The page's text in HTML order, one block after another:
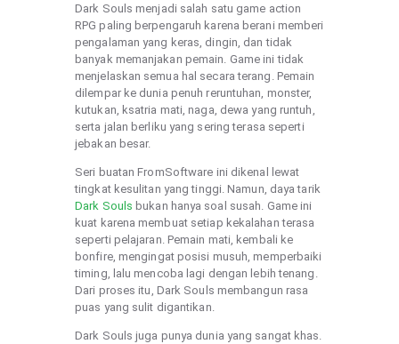
Dark Souls menjadi salah satu game action
RPG paling berpengaruh karena berani memberi
pengalaman yang keras, dingin, dan tidak
banyak memanjakan pemain. Game ini tidak
menjelaskan semua hal secara terang. Pemain
dilempar ke dunia penuh reruntuhan, monster,
kutukan, ksatria mati, naga, dewa yang runtuh,
serta jalan berliku yang sering terasa seperti
jebakan besar.
Seri buatan FromSoftware ini dikenal lewat
tingkat kesulitan yang tinggi. Namun, daya tarik
Dark Souls bukan hanya soal susah. Game ini
kuat karena membuat setiap kekalahan terasa
seperti pelajaran. Pemain mati, kembali ke
bonfire, mengingat posisi musuh, memperbaiki
timing, lalu mencoba lagi dengan lebih tenang.
Dari proses itu, Dark Souls membangun rasa
puas yang sulit digantikan.
Dark Souls juga punya dunia yang sangat khas.